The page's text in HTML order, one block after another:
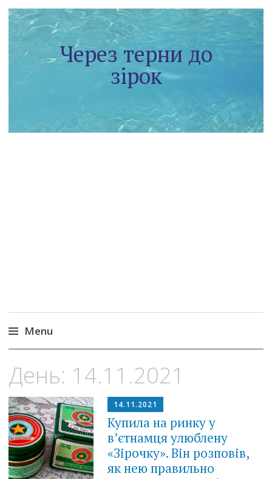
Через терни до
зірок
Menu
to
content
День: 14.11.2021
14.11.2021
Купила на ринку у
в’єтнамця улюблену
«Зірочку». Він розповів,
як нею правильно